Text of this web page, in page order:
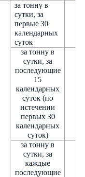
за тонну в
сутки, за
первые 30
календарных
суток
за тонну в
сутки, за
последующие
15
календарных
суток (по
истечении
первых 30
календарных
суток)
за тонну в
сутки, за
каждые
последующие